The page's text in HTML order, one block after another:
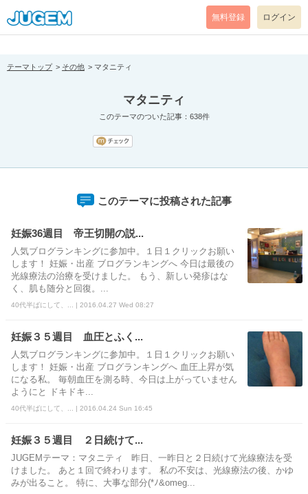
[pear_error: message="Success" code=0 mode=return level=notice
prefix="" info=""]
無料登録 ログイン
テーマトップ その他 マタニティ
マタニティ
このテーマのついた記事：638件
このテーマに投稿された記事
妊娠36週目 帝王切開の説...
人気ブログランキングに参加中。１日１クリックお願い
します！ 妊娠・出産 ブログランキングへ 今日は最後の
光線療法の治療を受けました。 もう、新しい発疹はな
く、肌も随分と回復。...
40代半ばにして、... | 2016.04.27 Wed 08:27
妊娠３５週目 血圧とふく...
人気ブログランキングに参加中。１日１クリックお願い
します！ 妊娠・出産 ブログランキングへ 血圧上昇が気
になる私。 毎朝血圧を測る時、今日は上がっていません
ようにと ドキドキ...
40代半ばにして、... | 2016.04.24 Sun 16:45
妊娠３５週目 ２日続けて...
JUGEMテーマ：マタニティ 昨日、一昨日と２日続けて光線療法を受
けました。 あと１回で終わります。 私の不安は、光線療法の後、かゆ
みが出ること。 特に、大事な部分(*ﾉ&omeg...